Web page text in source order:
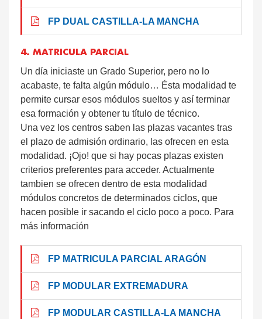
FP DUAL CASTILLA-LA MANCHA
4. MATRICULA PARCIAL
Un día iniciaste un Grado Superior, pero no lo
acabaste, te falta algún módulo… Ésta modalidad te
permite cursar esos módulos sueltos y así terminar
esa formación y obtener tu título de técnico.
Una vez los centros saben las plazas vacantes tras
el plazo de admisión ordinario, las ofrecen en esta
modalidad. ¡Ojo! que si hay pocas plazas existen
criterios preferentes para acceder. Actualmente
tambien se ofrecen dentro de esta modalidad
módulos concretos de determinados ciclos, que
hacen posible ir sacando el ciclo poco a poco. Para
más información
FP MATRICULA PARCIAL ARAGÓN
FP MODULAR EXTREMADURA
FP MODULAR CASTILLA-LA MANCHA